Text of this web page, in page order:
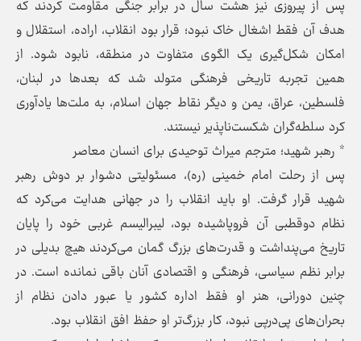
پس از پیروزی نیز هشت سال در برابر جنگی مقاومت کردند که
هدف آن فقط اشغال خاک نبود؛ قرار بود انقلاب، اراده، استقلال و
امکان شکل‌گیری یک الگوی متفاوت در منطقه، نابود شود. از
همین تجربه تاریخی فرهنگی متولد شد که بعدها در لبنان،
فلسطین، عراق، یمن و دیگر نقاط جهان اسلام، به ملت‌ها یادآوری
کرد سلطه‌گران شکست‌ناپذیر نیستند.
* رهبر شهید؛ مترجم میراث توحیدی برای انسان معاصر
پس از رحلت امام خمینی (ره)، مسئولیتی دشوار بر دوش رهبر
شهید قرار گرفت. او باید انقلاب را در جهانی هدایت می‌کرد که
نظام دوقطبی آن فروپاشیده بود، لیبرالیسم غربی خود را پایان
تاریخ می‌پنداشت و قدرت‌های بزرگ گمان می‌کردند هیچ بدیلی در
برابر نظم سیاسی، فرهنگی و اقتصادی آنان باقی نمانده است. در
چنین دورانی، هنر او فقط اداره کشور یا عبور دادن نظام از
بحران‌های پی‌درپی نبود، کار بزرگ‌تر او حفظ افق انقلاب بود.